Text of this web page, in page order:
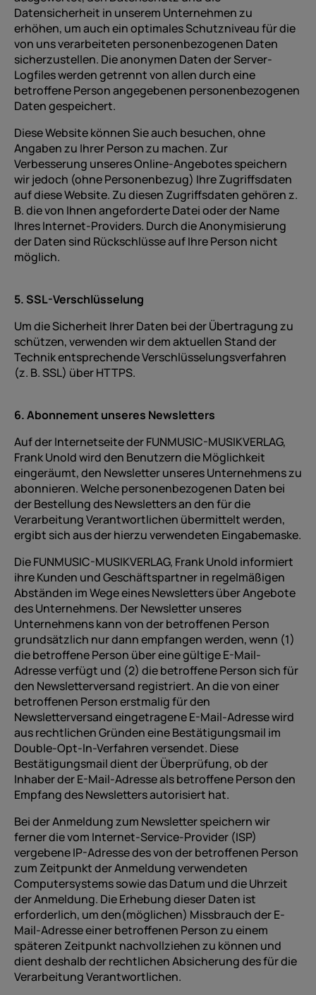
Datensicherheit in unserem Unternehmen zu
erhöhen, um auch ein optimales Schutzniveau für die
von uns verarbeiteten personenbezogenen Daten
sicherzustellen. Die anonymen Daten der Server-
Logfiles werden getrennt von allen durch eine
betroffene Person angegebenen personenbezogenen
Daten gespeichert.
Diese Website können Sie auch besuchen, ohne
Angaben zu Ihrer Person zu machen. Zur
Verbesserung unseres Online-Angebotes speichern
wir jedoch (ohne Personenbezug) Ihre Zugriffsdaten
auf diese Website. Zu diesen Zugriffsdaten gehören z.
B. die von Ihnen angeforderte Datei oder der Name
Ihres Internet-Providers. Durch die Anonymisierung
der Daten sind Rückschlüsse auf Ihre Person nicht
möglich.
5. SSL-Verschlüsselung
Um die Sicherheit Ihrer Daten bei der Übertragung zu
schützen, verwenden wir dem aktuellen Stand der
Technik entsprechende Verschlüsselungsverfahren
(z. B. SSL) über HTTPS.
6. Abonnement unseres Newsletters
Auf der Internetseite der FUNMUSIC-MUSIKVERLAG,
Frank Unold wird den Benutzern die Möglichkeit
eingeräumt, den Newsletter unseres Unternehmens zu
abonnieren. Welche personenbezogenen Daten bei
der Bestellung des Newsletters an den für die
Verarbeitung Verantwortlichen übermittelt werden,
ergibt sich aus der hierzu verwendeten Eingabemaske.
Die FUNMUSIC-MUSIKVERLAG, Frank Unold informiert
ihre Kunden und Geschäftspartner in regelmäßigen
Abständen im Wege eines Newsletters über Angebote
des Unternehmens. Der Newsletter unseres
Unternehmens kann von der betroffenen Person
grundsätzlich nur dann empfangen werden, wenn (1)
die betroffene Person über eine gültige E-Mail-
Adresse verfügt und (2) die betroffene Person sich für
den Newsletterversand registriert. An die von einer
betroffenen Person erstmalig für den
Newsletterversand eingetragene E-Mail-Adresse wird
aus rechtlichen Gründen eine Bestätigungsmail im
Double-Opt-In-Verfahren versendet. Diese
Bestätigungsmail dient der Überprüfung, ob der
Inhaber der E-Mail-Adresse als betroffene Person den
Empfang des Newsletters autorisiert hat.
Bei der Anmeldung zum Newsletter speichern wir
ferner die vom Internet-Service-Provider (ISP)
vergebene IP-Adresse des von der betroffenen Person
zum Zeitpunkt der Anmeldung verwendeten
Computersystems sowie das Datum und die Uhrzeit
der Anmeldung. Die Erhebung dieser Daten ist
erforderlich, um den(möglichen) Missbrauch der E-
Mail-Adresse einer betroffenen Person zu einem
späteren Zeitpunkt nachvollziehen zu können und
dient deshalb der rechtlichen Absicherung des für die
Verarbeitung Verantwortlichen.